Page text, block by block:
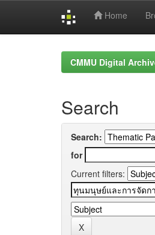
Home
CMMU Digital
Search
Search:
for
Current filters: